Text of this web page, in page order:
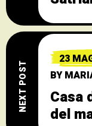
NEXT POST
23
BY
Casa
del